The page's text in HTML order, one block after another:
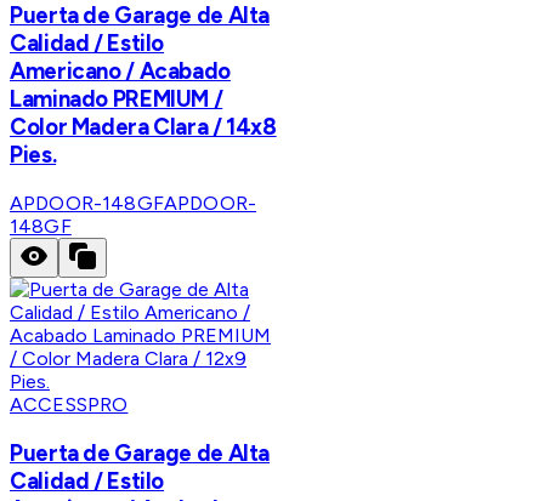
Puerta de Garage de Alta
Calidad / Estilo
Americano / Acabado
Laminado PREMIUM /
Color Madera Clara / 14x8
Pies.
APDOOR-148GFAPDOOR-
148GF
ACCESSPRO
Puerta de Garage de Alta
Calidad / Estilo